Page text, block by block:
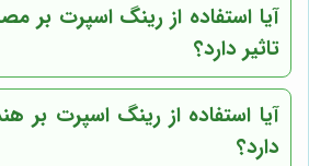
آیا استفاده از رینگ اسپرت
تاثیر دارد؟
آیا استفاده از رینگ اسپرت بر
دارد؟